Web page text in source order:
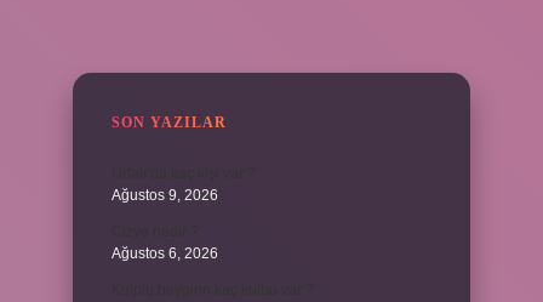
SON YAZILAR
Ağustos 9, 2026
Ağustos 6, 2026